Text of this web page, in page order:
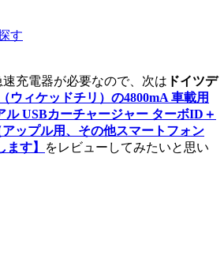
す
充電器が必要なので、次は ドイツデ
ウィケッドチリ）の4800mA 車載用
ル USBカーチャージャー ターボID＋
ップル用、その他スマートフォン
ます】
をレビューしてみたいと思い